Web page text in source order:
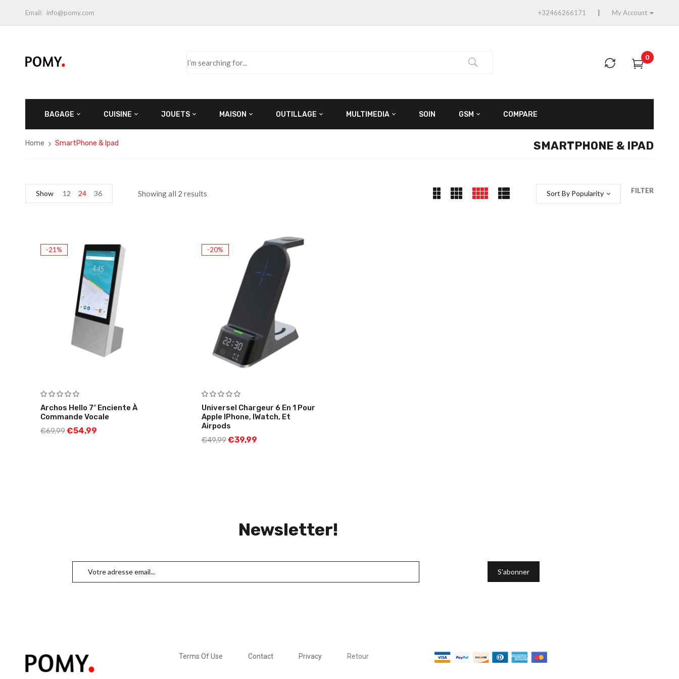
Email: info@pomy.com +32466266171 My Account
0
BAGAGE CUISINE JOUETS MAISON OUTILLAGE MULTIMEDIA SOIN GSM COMPARE
Home SmartPhone & Ipad SMARTPHONE & IPAD
Showing all 2 results FILTER
Sort By Popularity
Show 12 24 36
-21%
Archos Hello 7″ Enciente À
Commande Vocale
€69,99€54,99
-20%
Universel Chargeur 6 En 1 Pour
Apple IPhone, IWatch, Et
Airpods
€49,99€39,99
Newsletter!
Terms Of Use Contact Privacy Retour